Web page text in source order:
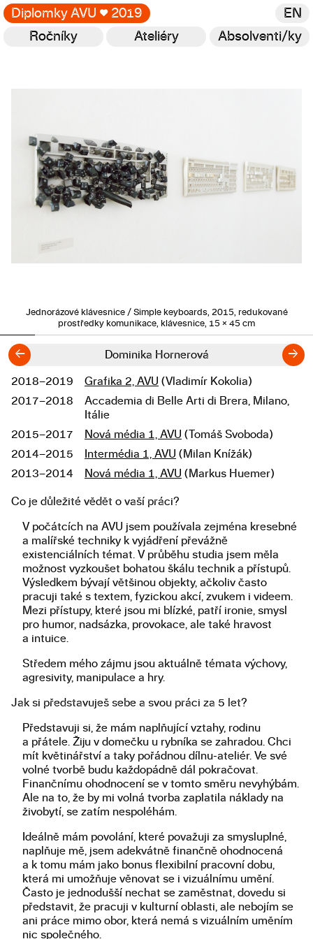
Diplomky AVU ♥ 2019
EN
Ročníky
Ateliéry Absolventi/ky
Dominika Hornerová
← →
Jednorázové klávesnice / Simple keyboards, 2015, redukované
prostředky komunikace, klávesnice, 15 × 45 cm
Studium
2018–2019 Grafika 2, AVU (Vladimír Kokolia)
2017–2018
Accademia di Belle Arti di Brera, Milano,
Itálie
2015–2017
Nová média 1, AVU (Tomáš Svoboda)
2014–2015
Intermédia 1, AVU (Milan Knížák)
2013–2014
Nová média 1, AVU (Markus Huemer)
Popis diplomové práce
Co je důležité vědět o vaší práci?
V počátcích na AVU jsem používala zejména kresebné
a malířské techniky k vyjádření převážně
existenciálních témat. V průběhu studia jsem měla
možnost vyzkoušet bohatou škálu technik a přístupů.
Výsledkem bývají většinou objekty, ačkoliv často
pracuji také s textem, fyzickou akcí, zvukem i videem.
Mezi přístupy, které jsou mi blízké, patří ironie, smysl
pro humor, nadsázka, provokace, ale také hravost
a intuice.
Středem mého zájmu jsou aktuálně témata výchovy,
agresivity, manipulace a hry.
Jak si představuješ sebe a svou práci za 5 let?
Představuji si, že mám naplňující vztahy, rodinu
a přátele. Žiju v domečku u rybníka se zahradou. Chci
mít květinářství a taky pořádnou dílnu-ateliér. Ve své
volné tvorbě budu každopádně dál pokračovat.
Finančnímu ohodnocení se v tomto směru nevyhýbám.
Ale na to, že by mi volná tvorba zaplatila náklady na
živobytí, se zatím nespoléhám.
Ideálně mám povolání, které považuji za smysluplné,
naplňuje mě, jsem adekvátně finančně ohodnocená
a k tomu mám jako bonus flexibilní pracovní dobu,
která mi umožňuje věnovat se i vizuálnímu umění.
Často je jednodušší nechat se zaměstnat, dovedu si
představit, že pracuji v kulturní oblasti, ale nebojím se
ani práce mimo obor, která nemá s vizuálním uměním
nic společného.